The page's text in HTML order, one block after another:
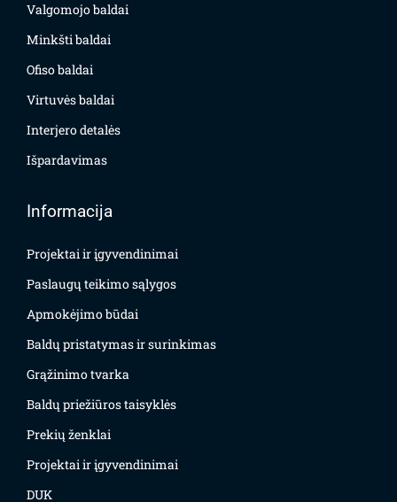
Valgomojo baldai
Minkšti baldai
Ofiso baldai
Virtuvės baldai
Interjero detalės
Išpardavimas
Informacija
Projektai ir įgyvendinimai
Paslaugų teikimo sąlygos
Apmokėjimo būdai
Baldų pristatymas ir surinkimas
Grąžinimo tvarka
Baldų priežiūros taisyklės
Prekių ženklai
Projektai ir įgyvendinimai
DUK